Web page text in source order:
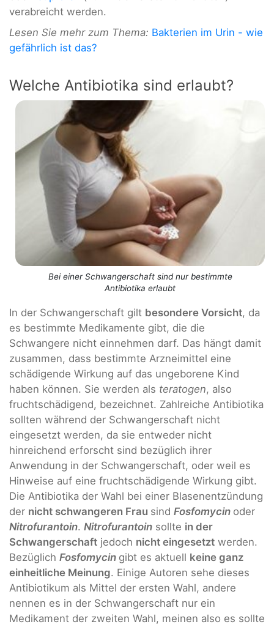
verabreicht werden.
Lesen Sie mehr zum Thema: Bakterien im Urin - wie
gefährlich ist das?
Welche Antibiotika sind erlaubt?
Bei einer Schwangerschaft sind nur bestimmte
Antibiotika erlaubt
In der Schwangerschaft gilt besondere Vorsicht, da
es bestimmte Medikamente gibt, die die
Schwangere nicht einnehmen darf. Das hängt damit
zusammen, dass bestimmte Arzneimittel eine
schädigende Wirkung auf das ungeborene Kind
haben können. Sie werden als teratogen, also
fruchtschädigend, bezeichnet. Zahlreiche Antibiotika
sollten während der Schwangerschaft nicht
eingesetzt werden, da sie entweder nicht
hinreichend erforscht sind bezüglich ihrer
Anwendung in der Schwangerschaft, oder weil es
Hinweise auf eine fruchtschädigende Wirkung gibt.
Die Antibiotika der Wahl bei einer Blasenentzündung
der nicht schwangeren Frau sind Fosfomycin oder
Nitrofurantoin. Nitrofurantoin sollte in der
Schwangerschaft jedoch nicht eingesetzt werden.
Bezüglich Fosfomycin gibt es aktuell keine ganz
einheitliche Meinung. Einige Autoren sehe dieses
Antibiotikum als Mittel der ersten Wahl, andere
nennen es in der Schwangerschaft nur ein
Medikament der zweiten Wahl, meinen also es sollte